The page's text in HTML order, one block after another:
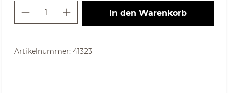
Produkt Anzahl: Gib den
In den Warenkorb
Artikelnummer: 41323